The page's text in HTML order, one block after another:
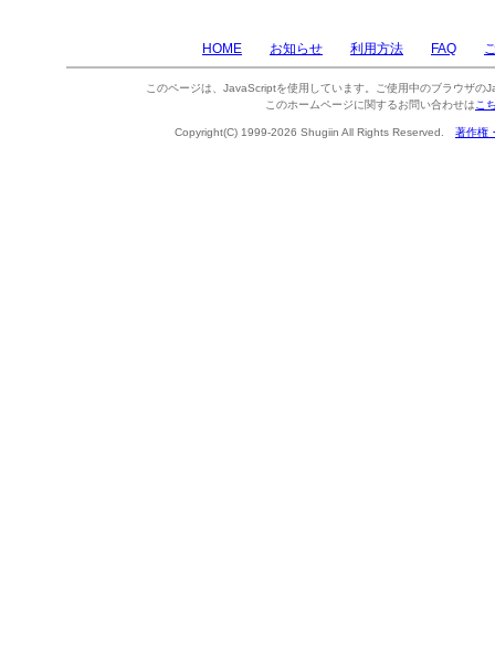
HOME お知らせ 利用方法 FAQ
このページは、JavaScriptを使用しています。ご使用中のブラウザの
このホームページに関するお問い合わせは こ
Copyright(C) 1999-2026 Shugiin All Rights Reserved. 著作権